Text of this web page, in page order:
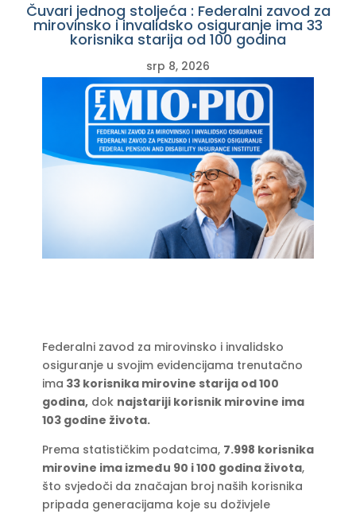
Čuvari jednog stoljeća : Federalni zavod za
mirovinsko i invalidsko osiguranje ima 33
korisnika starija od 100 godina
srp 8, 2026
Federalni zavod za mirovinsko i invalidsko
osiguranje u svojim evidencijama trenutačno
ima 33 korisnika mirovine starija od 100
godina,dok najstariji korisnik mirovine ima
103 godine života.
Prema statističkim podatcima, 7.998 korisnika
mirovine ima između 90 i 100 godina života,
što svjedoči da značajan broj naših korisnika
pripada generacijama koje su doživjele